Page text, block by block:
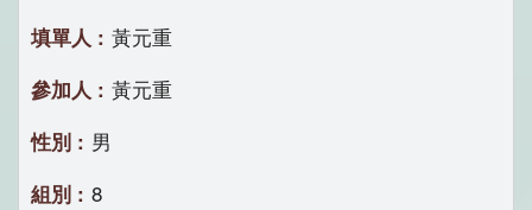
黃元重
黃元重
男
8